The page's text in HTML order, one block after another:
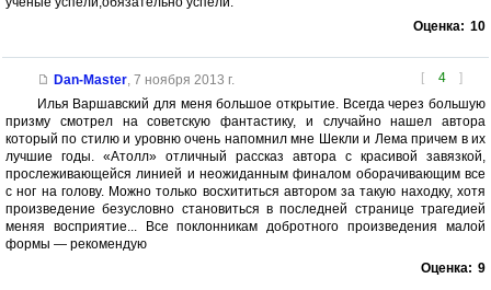
Оценка: 10
[ 4 ]
Dan-Master, 7 ноября 2013 г.
Илья Варшавский для меня большое открытие. Всегда через большую
призму смотрел на советскую фантастику, и случайно нашел автора
который по стилю и уровню очень напомнил мне Шекли и Лема причем в их
лучшие годы. «Атолл» отличный рассказ автора с красивой завязкой,
прослеживающейся линией и неожиданным финалом оборачивающим все
с ног на голову. Можно только восхититься автором за такую находку, хотя
произведение безусловно становиться в последней странице трагедией
меняя восприятие... Все поклонникам добротного произведения малой
формы — рекомендую
Оценка: 9